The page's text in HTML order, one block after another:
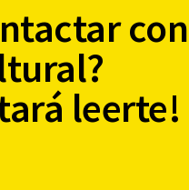
leerte!